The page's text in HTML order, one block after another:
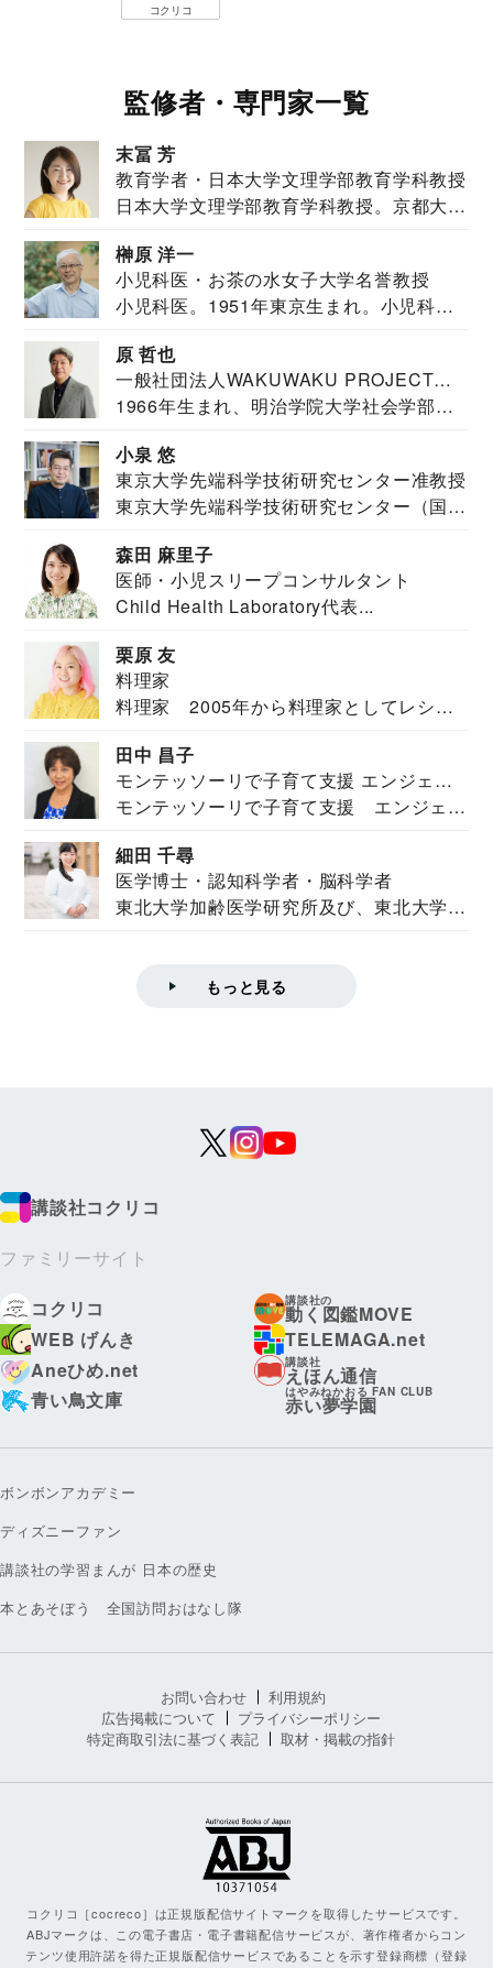
コクリコ
監修者・専門家一覧
末冨 芳
教育学者・日本大学文理学部教育学科教授
日本大学文理学部教育学科教授。京都大学
榊原 洋一
小児科医・お茶の水女子大学名誉教授
小児科医。1951年東京生まれ。小児科
原 哲也
一般社団法人WAKUWAKU PROJECT
JAPAN代表・言語聴覚士・社会福祉士
1966年生まれ、明治学院大学社会学部福
小泉 悠
東京大学先端科学技術研究センター准教授
東京大学先端科学技術研究センター（国際
森田 麻里子
医師・小児スリープコンサルタント
Child Health Laboratory代表...
栗原 友
料理家
料理家 2005年から料理家としてレシピ
田中 昌子
モンテッソーリで子育て支援 エンジェル
ズハウス研究所所長
モンテッソーリで子育て支援 エンジェル
細田 千尋
医学博士・認知科学者・脳科学者
東北大学加齢医学研究所及び、東北大学大
もっと見る
講談社コクリコ
ファミリーサイト
コクリコ
講談社の
動く図鑑MOVE
WEB げんき
TELEMAGA.net
Aneひめ.net
講談社
えほん通信
青い鳥文庫
はやみねかおる FAN CLUB
赤い夢学園
ボンボンアカデミー
ディズニーファン
講談社の学習まんが 日本の歴史
本とあそぼう 全国訪問おはなし隊
お問い合わせ
利用規約
広告掲載について
プライバシーポリシー
特定商取引法に基づく表記
取材・掲載の指針
コクリコ［cocreco］は正規版配信サイトマークを取得したサービスです。
ABJマークは、この電子書店・電子書籍配信サービスが、著作権者からコン
テンツ使用許諾を得た正規版配信サービスであることを示す登録商標（登録